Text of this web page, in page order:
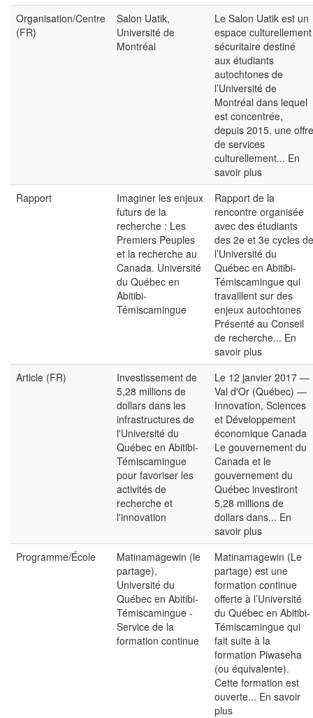
Organisation/Centre
(FR)
Salon Uatik,
Université de
Montréal
Le Salon Uatik est un
espace culturellement
sécuritaire destiné
aux étudiants
autochtones de
l’Université de
Montréal dans lequel
est concentrée,
depuis 2015, une offre
de services
culturellement... En
savoir plus
Rapport
Imaginer les enjeux
futurs de la
recherche : Les
Premiers Peuples
et la recherche au
Canada. Université
du Québec en
Abitibi-
Témiscamingue
Rapport de la
rencontre organisée
avec des étudiants
des 2e et 3e cycles de
l’Université du
Québec en Abitibi-
Témiscamingue qui
travaillent sur des
enjeux autochtones
Présenté au Conseil
de recherche... En
savoir plus
Article (FR)
Investissement de
5,28 millions de
dollars dans les
infrastructures de
l'Université du
Québec en Abitibi-
Témiscamingue
pour favoriser les
activités de
recherche et
l'innovation
Le 12 janvier 2017 —
Val d'Or (Québec) —
Innovation, Sciences
et Développement
économique Canada
Le gouvernement du
Canada et le
gouvernement du
Québec investiront
5,28 millions de
dollars dans... En
savoir plus
Programme/École
Matinamagewin (le
partage),
Université du
Québec en Abitibi-
Témiscamingue -
Service de la
formation continue
Matinamagewin (Le
partage) est une
formation continue
offerte à l’Université
du Québec en Abitibi-
Témiscamingue qui
fait suite à la
formation Piwaseha
(ou équivalente).
Cette formation est
ouverte... En savoir
plus